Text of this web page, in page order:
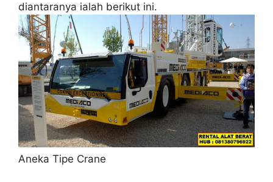
diantaranya ialah berikut ini.
Aneka Tipe Crane